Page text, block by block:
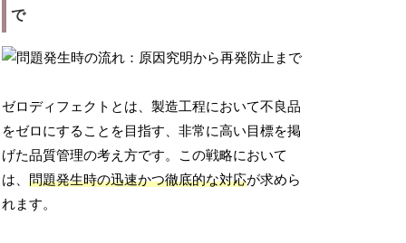
で
ゼロディフェクトとは、製造工程において不良品
をゼロにすることを目指す、非常に高い目標を掲
げた品質管理の考え方です。この戦略において
は、問題発生時の迅速かつ徹底的な対応が求めら
れます。